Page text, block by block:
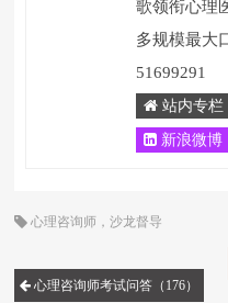
歌领衔心理
多规模最大
51699291
站内专栏
新浪微博
心理咨询师 ，沙龙督导
心理咨询师考试问答（176）